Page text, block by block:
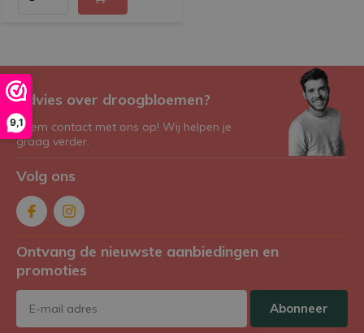
9,1
Advies over droogbloemen?
Neem contact met ons op! Wij helpen je
graag verder.
Volg ons
Ontvang de nieuwste aanbiedingen en
promoties
Abonneer